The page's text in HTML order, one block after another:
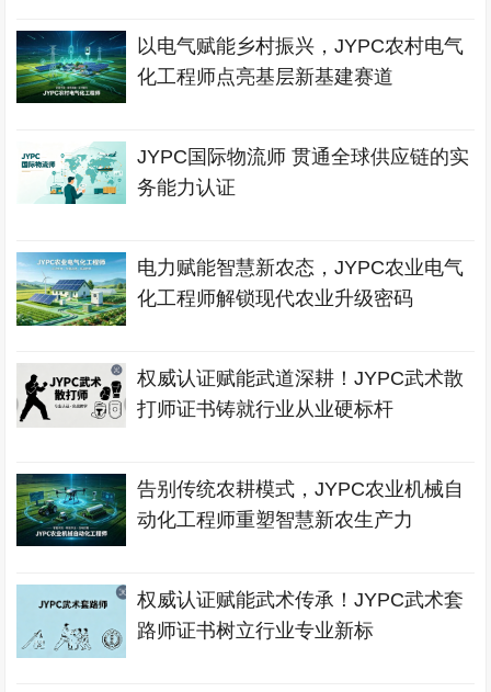
以电气赋能乡村振兴，JYPC农村电气
化工程师点亮基层新基建赛道
JYPC国际物流师 贯通全球供应链的实
务能力认证
电力赋能智慧新农态，JYPC农业电气
化工程师解锁现代农业升级密码
权威认证赋能武道深耕！JYPC武术散
打师证书铸就行业从业硬标杆
告别传统农耕模式，JYPC农业机械自
动化工程师重塑智慧新农生产力
权威认证赋能武术传承！JYPC武术套
路师证书树立行业专业新标